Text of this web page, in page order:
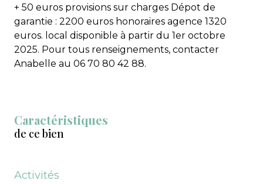
+ 50 euros provisions sur charges Dépot de
garantie : 2200 euros honoraires agence 1320
euros. local disponible à partir du 1er octobre
2025. Pour tous renseignements, contacter
Anabelle au 06 70 80 42 88.
Caractéristiques
de ce bien
Activités